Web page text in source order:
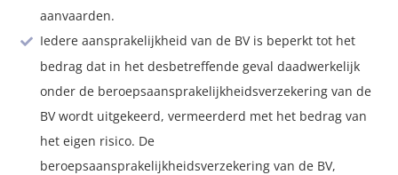
aanvaarden.
Iedere aansprakelijkheid van de BV is beperkt tot het
bedrag dat in het desbetreffende geval daadwerkelijk
onder de beroepsaansprakelijkheidsverzekering van de
BV wordt uitgekeerd, vermeerderd met het bedrag van
het eigen risico. De
beroepsaansprakelijkheidsverzekering van de BV,